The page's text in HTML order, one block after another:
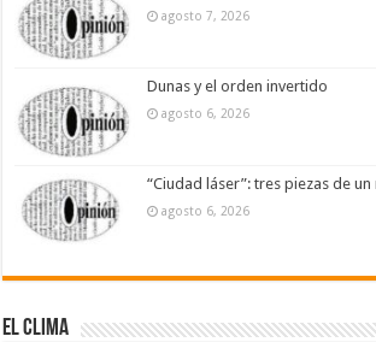
agosto 7, 2026
Dunas y el orden invertido
agosto 6, 2026
“Ciudad láser”: tres piezas de
agosto 6, 2026
El Clima